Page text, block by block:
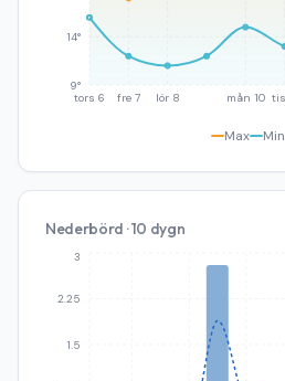
tors 6 fre 7 lör 8 mån 10 tis
9°
14°
Max Min
Nederbörd · 10 dygn
1.5
2.25
3